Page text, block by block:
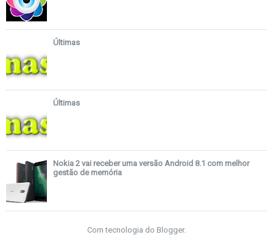
Últimas
Últimas
Nokia 2 vai receber uma versão Android 8.1 com melhor
gestão de memória
Com tecnologia do Blogger.